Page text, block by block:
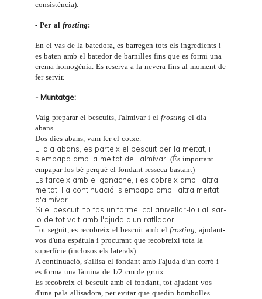
consistència).
- Per al frosting:
En el vas de la batedora, es barregen tots els ingredients i
es baten amb el batedor de barnilles fins que es formi una
crema homogènia. Es reserva a la nevera fins al moment de
fer servir.
- Muntatge:
Vaig preparar el bescuits, l'almívar i el frosting el dia
abans.
Dos dies abans, vam fer el cotxe.
El dia abans, es parteix el bescuit per la meitat, i
s'empapa amb la meitat de l'almívar. (És important
empapar-los bé perquè el fondant resseca bastant)
Es farceix amb el ganache, i es cobreix amb l'altra
meitat. I a continuació, s'empapa amb l'altra meitat
d'almívar.
Si el bescuit no fos uniforme, cal anivellar-lo i allisar-
lo de tot volt amb l'ajuda d'un ratllador.
Tot seguit, es recobreix el bescuit amb el frosting, ajudant-
vos d'una espàtula i procurant que recobreixi tota la
superfície (inclosos els laterals).
A continuació, s'allisa el fondant amb l'ajuda d'un corró i
es forma una làmina de 1/2 cm de gruix.
Es recobreix el bescuit amb el fondant, tot ajudant-vos
d'una pala allisadora, per evitar que quedin bombolles